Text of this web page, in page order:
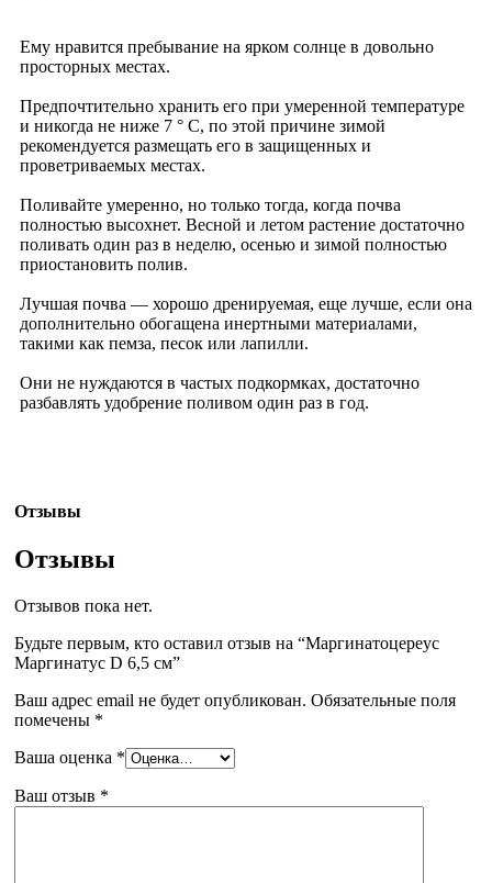
Ему нравится пребывание на ярком солнце в довольно
просторных местах.
Предпочтительно хранить его при умеренной температуре
и никогда не ниже 7 ° C, по этой причине зимой
рекомендуется размещать его в защищенных и
проветриваемых местах.
Поливайте умеренно, но только тогда, когда почва
полностью высохнет. Весной и летом растение достаточно
поливать один раз в неделю, осенью и зимой полностью
приостановить полив.
Лучшая почва — хорошо дренируемая, еще лучше, если она
дополнительно обогащена инертными материалами,
такими как пемза, песок или лапилли.
Они не нуждаются в частых подкормках, достаточно
разбавлять удобрение поливом один раз в год.
Отзывы
Отзывы
Отзывов пока нет.
Будьте первым, кто оставил отзыв на “Маргинатоцереус
Маргинатус D 6,5 см”
Ваш адрес email не будет опубликован. Обязательные поля
помечены *
Ваша оценка *
Ваш отзыв *